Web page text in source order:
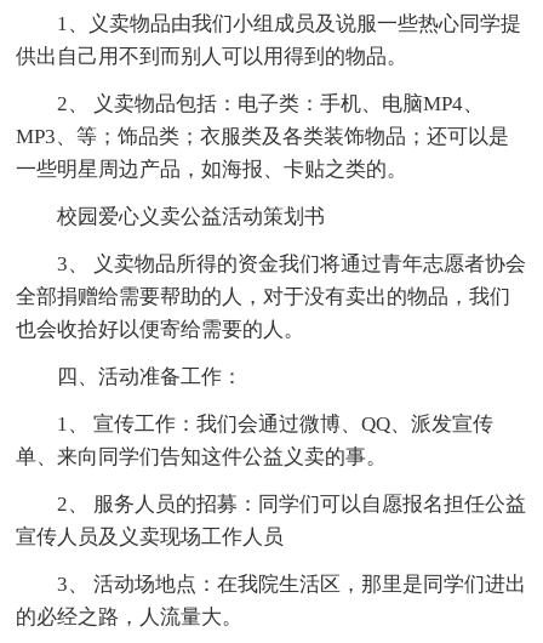
1、义卖物品由我们小组成员及说服一些热心同学提
供出自己用不到而别人可以用得到的物品。
2、 义卖物品包括：电子类：手机、电脑MP4、
MP3、等；饰品类；衣服类及各类装饰物品；还可以是
一些明星周边产品，如海报、卡贴之类的。
校园爱心义卖公益活动策划书
3、 义卖物品所得的资金我们将通过青年志愿者协会
全部捐赠给需要帮助的人，对于没有卖出的物品，我们
也会收拾好以便寄给需要的人。
四、活动准备工作：
1、 宣传工作：我们会通过微博、QQ、派发宣传
单、来向同学们告知这件公益义卖的事。
2、 服务人员的招募：同学们可以自愿报名担任公益
宣传人员及义卖现场工作人员
3、 活动场地点：在我院生活区，那里是同学们进出
的必经之路，人流量大。